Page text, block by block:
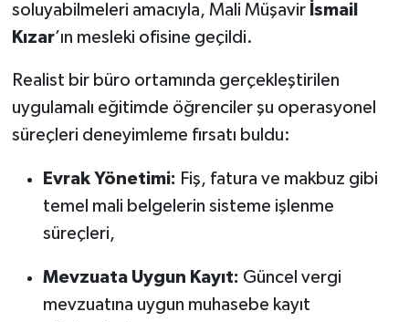
soluyabilmeleri amacıyla, Mali Müşavir İsmail
Kızar’ın mesleki ofisine geçildi.
Realist bir büro ortamında gerçekleştirilen
uygulamalı eğitimde öğrenciler şu operasyonel
süreçleri deneyimleme fırsatı buldu:
Evrak Yönetimi: Fiş, fatura ve makbuz gibi
temel mali belgelerin sisteme işlenme
süreçleri,
Mevzuata Uygun Kayıt: Güncel vergi
mevzuatına uygun muhasebe kayıt